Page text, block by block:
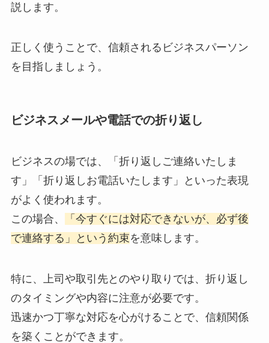
説します。
正しく使うことで、信頼されるビジネスパーソン
を目指しましょう。
ビジネスメールや電話での折り返し
ビジネスの場では、「折り返しご連絡いたしま
す」「折り返しお電話いたします」といった表現
がよく使われます。
この場合、
「今すぐには対応できないが、必ず後
で連絡する」という約束を意味します。
特に、上司や取引先とのやり取りでは、折り返し
のタイミングや内容に注意が必要です。
迅速かつ丁寧な対応を心がけることで、信頼関係
を築くことができます。